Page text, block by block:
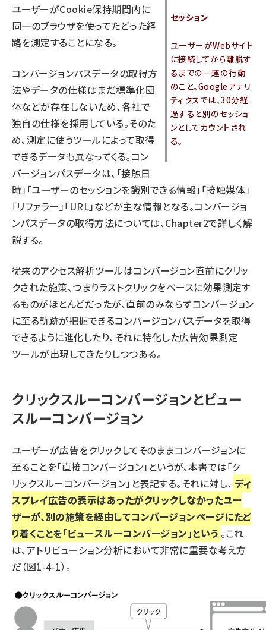
セッション
ユーザーがWebサイト
に接続してから離脱す
るまでの一連の行動
のこと。Googleアナリ
ティクスでは、30分経
過すると別のセッショ
ンとしてカウントされ
る。
ユーザーがCookie保持期間内に
同一のブラウザを使ってたどった経
路を測定することになる。
コンバージョンパスデータの取得方
法やデータの仕様はまだ標準化団
体などが存在しないため、各社で
独自の仕様を採用している。そのた
め、測定に使うツールによって取得
できるデータも異なってくる。コン
バージョンパスデータは、「接触日
時」「ユーザーのセッションを識別できる情報」「接触媒体」
「リファラー」「URL」などが主な情報となる。コンバージョ
ンパスデータの取得方法については、Chapter2で詳しく解
説する。
従来のアクセス解析ツールはコンバージョン直前にクリッ
クされた施策、つまりラストクリックをベースに効果測定す
るものがほとんどだったが、直前のみならずコンバージョン
に至る軌跡が把握できるコンバージョンパスデータを取得
できるように進化したり、それに特化した広告効果測定
ツールが出現してきたりしつつある。
クリックスルーコンバージョンとビュー
スルーコンバージョン
ユーザーが広告をクリックしてそのままコンバージョンに
至ることを「直接コンバージョン」というが、本書では「ク
リックスルーコンバージョン」と表記する。それに対し、 ディ
スプレイ広告の表示はあったがクリックしなかったユー
ザーが、別の施策を経由してコンバージョンページにたど
り着くことを「ビュースルーコンバージョン」という 。これ
は、アトリビューション分析において非常に重要な考え方
だ（図1-4-1）。